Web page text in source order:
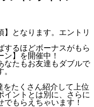
となります。エントリ
するほどボーナスがもら
】を開催中！
なたもお友達もダブルで
をたくさん紹介して上位
イントとは別に、さらに
もらえちゃいます！